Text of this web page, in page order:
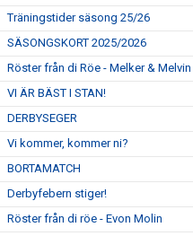
Träningstider säsong 25/26
SÄSONGSKORT 2025/2026
Röster från di Röe - Melker & Melvin
VI ÄR BÄST I STAN!
DERBYSEGER
Vi kommer, kommer ni?
BORTAMATCH
Derbyfebern stiger!
Röster från di röe - Evon Molin